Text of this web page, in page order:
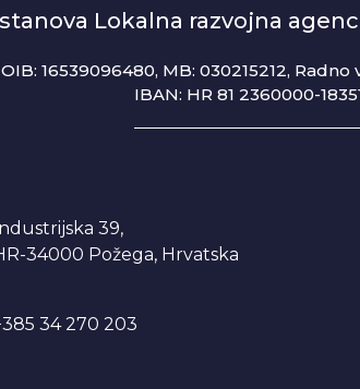
Lokalna razvojna
OIB: 16539096480, MB: 030215212, Radno
IBAN: HR 81 2360000-
39,
34000 Požega, Hrvatska
34 270 203